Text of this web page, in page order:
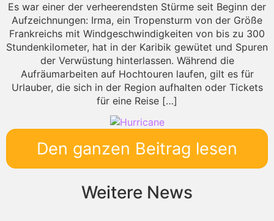
Es war einer der verheerendsten Stürme seit Beginn der
Aufzeichnungen: Irma, ein Tropensturm von der Größe
Frankreichs mit Windgeschwindigkeiten von bis zu 300
Stundenkilometer, hat in der Karibik gewütet und Spuren
der Verwüstung hinterlassen. Während die
Aufräumarbeiten auf Hochtouren laufen, gilt es für
Urlauber, die sich in der Region aufhalten oder Tickets
für eine Reise […]
Den ganzen Beitrag lesen
Weitere News